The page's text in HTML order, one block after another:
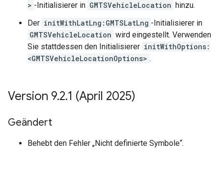
> -Initialisierer in GMTSVehicleLocation hinzu.
Der initWithLatLng:GMTSLatLng -Initialisierer in
GMTSVehicleLocation wird eingestellt. Verwenden
Sie stattdessen den Initialisierer initWithOptions:
<GMTSVehicleLocationOptions> .
Version 9.2.1 (April 2025)
Geändert
Behebt den Fehler „Nicht definierte Symbole“.